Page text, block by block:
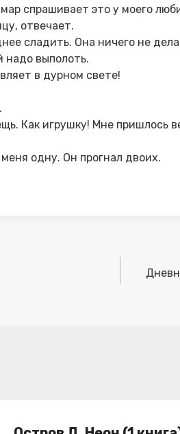
спрашивает это у моего
отвечает.
сладить. Она ничего не
надо выполоть.
в дурном свете!
Как игрушку! Мне пришлось
одну. Он прогнал двоих.